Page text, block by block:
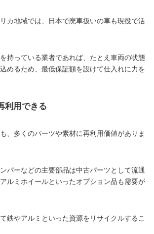
カ地域では、日本で廃車扱いの車も現役で活
持っている業者であれば、たとえ車両の状態
めるため、最低保証額を設けて仕入れに力を
利用できる
、多くのパーツや素材に再利用価値がありま
パーなどの主要部品は中古パーツとして流通
ルミホイールといったオプション品も需要が
鉄やアルミといった資源をリサイクルするこ